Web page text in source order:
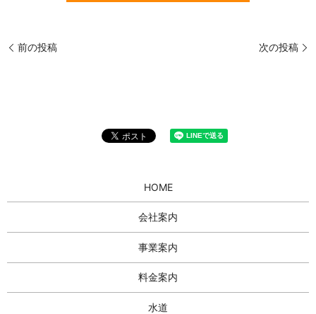
前の投稿 次の投稿
HOME
会社案内
事業案内
料金案内
水道